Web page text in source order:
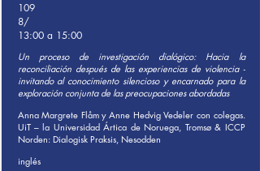
109
8/
13:00 a 15:00
Un proceso de investigación dialógico: Hacia la
reconciliación después de las experiencias de violencia -
invitando al conocimiento silencioso y encarnado para la
exploración conjunta de las preocupaciones abordadas
Anna Margrete Flåm y Anne Hedvig Vedeler con colegas.
UiT – la Universidad Ártica de Noruega, Tromsø & ICCP
Norden: Dialogisk Praksis, Nesodden
inglés